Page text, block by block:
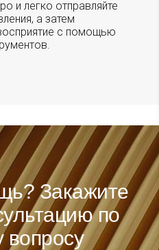
и легко отправляйте
а затем
с помощью
Закажите
по